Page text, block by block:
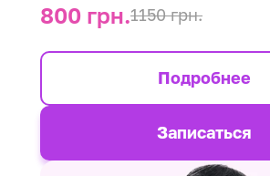
800 грн.1150 грн.
Подробнее
Записаться